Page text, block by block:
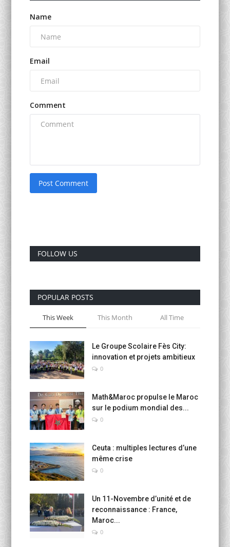
Name
Email
Comment
Post Comment
FOLLOW US
POPULAR POSTS
This Week This Month All Time
Le Groupe Scolaire Fès City:
innovation et projets ambitieux
0
Math&Maroc propulse le Maroc
sur le podium mondial des...
0
Ceuta : multiples lectures d’une
même crise
0
Un 11-Novembre d’unité et de
reconnaissance : France,
Maroc...
0